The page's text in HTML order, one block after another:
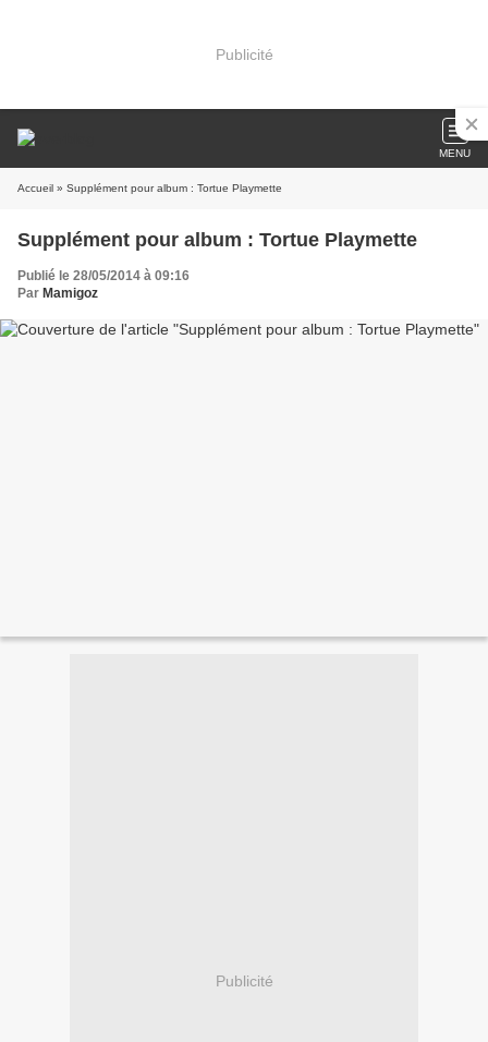
Publicité
MENU
Accueil » Supplément pour album : Tortue Playmette
Supplément pour album : Tortue Playmette
Publié le 28/05/2014 à 09:16
Par Mamigoz
Publicité